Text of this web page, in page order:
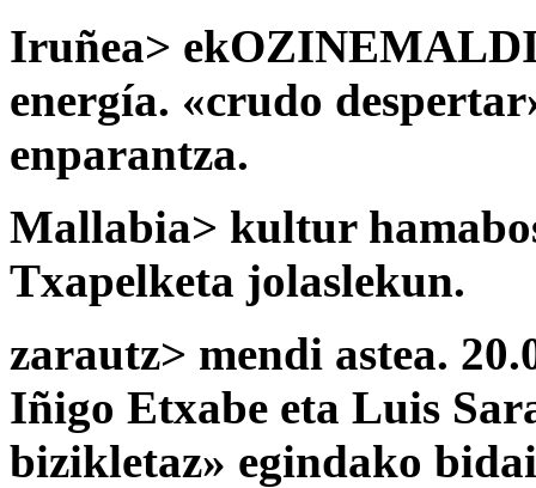
Iruñea>
energía. «crudo
enparantza.
Mallabia> kultur
Txapelketa jolaslekun.
zarautz> mendi astea.
Iñigo Etxabe eta Luis
bizikletaz» egindako